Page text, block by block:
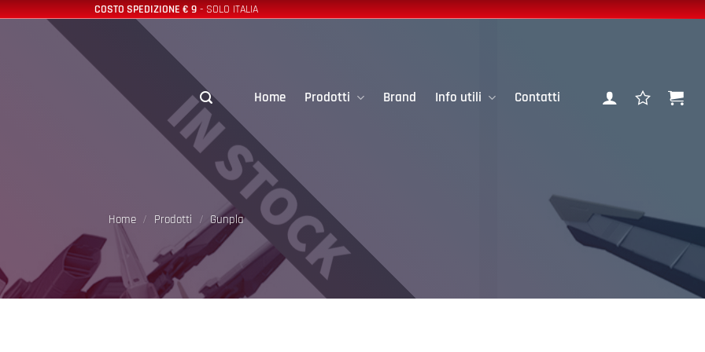
COSTO SPEDIZIONE € 9- SOLO ITALIA
Home Prodotti Brand Info utili Contatti
Home / Prodotti / Gunpla